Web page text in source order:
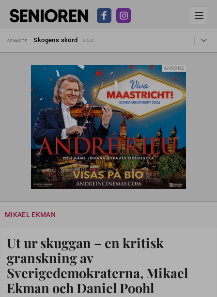
SENASTE
Skogens skörd
8 AUG
Kravet: Nu måste 65-årsgränsen bort
30 JUL
Dom öppnar för rätt till garantipension
30 JUL
Snart kan telefonförsäljning förbjudas i Sverige
Hyror rusar ifrån äldres bostadstillägg
28 JUL
Skogens skörd 8 AUG
ANNONS
MIKAEL EKMAN
Ut ur skuggan – en kritisk
granskning av
Sverigedemokraterna, Mikael
Ekman och Daniel Poohl